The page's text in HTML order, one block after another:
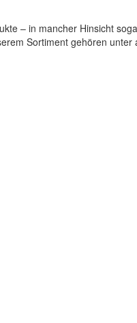
– in mancher Hinsicht
Sortiment gehören unter